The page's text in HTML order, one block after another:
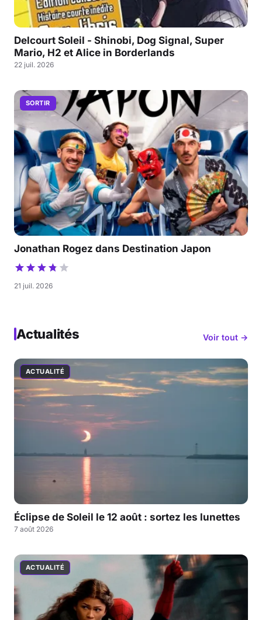
Delcourt Soleil - Shinobi, Dog Signal, Super
Mario, H2 et Alice in Borderlands
22 juil. 2026
SORTIR
Jonathan Rogez dans Destination Japon
21 juil. 2026
Actualités Voir tout →
ACTUALITÉ
Éclipse de Soleil le 12 août : sortez les lunettes
7 août 2026
ACTUALITÉ